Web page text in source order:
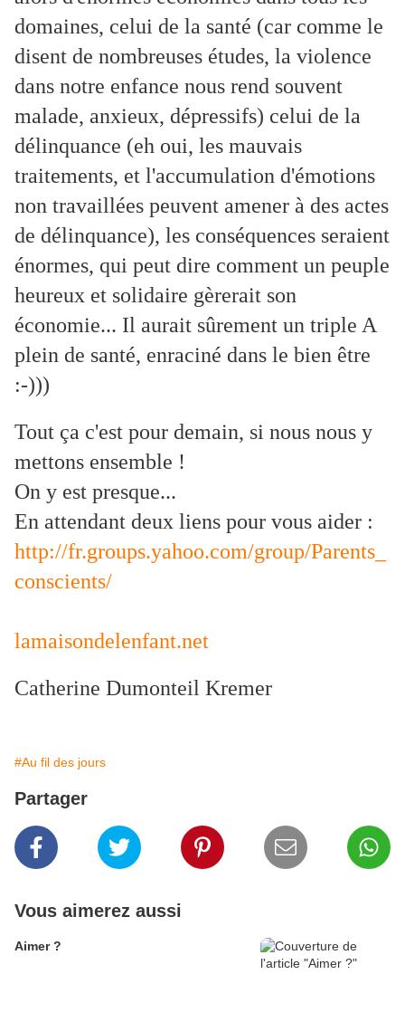
domaines, celui de la santé (car comme le
disent de nombreuses études, la violence
dans notre enfance nous rend souvent
malade, anxieux, dépressifs) celui de la
délinquance (eh oui, les mauvais
traitements, et l'accumulation d'émotions
non travaillées peuvent amener à des actes
de délinquance), les conséquences seraient
énormes, qui peut dire comment un peuple
heureux et solidaire gèrerait son
économie... Il aurait sûrement un triple A
plein de santé, enraciné dans le bien être
:-)))
Tout ça c'est pour demain, si nous nous y
mettons ensemble !
On y est presque...
En attendant deux liens pour vous aider :
http://fr.groups.yahoo.com/group/Parents_
conscients/
lamaisondelenfant.net
Catherine Dumonteil Kremer
#Au fil des jours
Partager
Vous aimerez aussi
Aimer ?